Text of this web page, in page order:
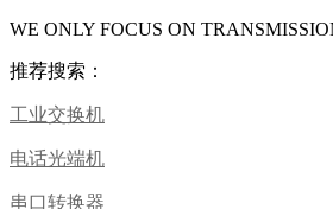
WE ONLY FOCUS ON
推荐搜索：
工业交换机
电话光端机
串口转换器